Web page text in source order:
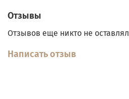
Отзывы
Отзывов еще никто не оставлял
Написать отзыв